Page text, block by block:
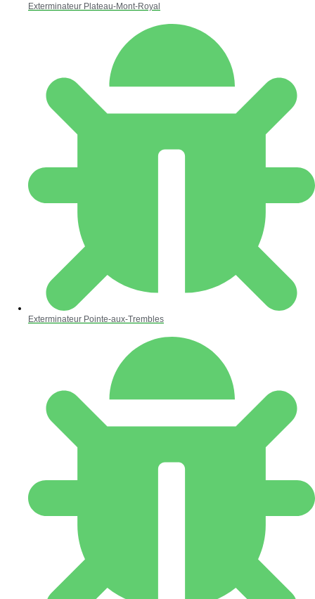
Exterminateur Plateau-Mont-Royal
Exterminateur Pointe-aux-Trembles